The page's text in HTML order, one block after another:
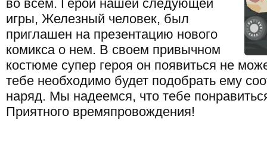
во всем. Герой нашей следующей
игры, Железный человек, был
приглашен на презентацию нового
комикса о нем. В своем привычном
костюме супер героя он появиться не
тебе необходимо будет подобрать ему
наряд. Мы надеемся, что тебе
Приятного времяпровождения!